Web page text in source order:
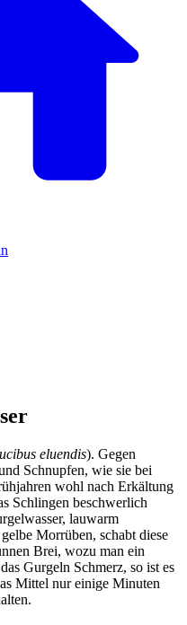
eluendis). Gegen
Schnupfen, wie sie bei
wohl nach Erkältung
Schlingen beschwerlich
lauwarm
Morrüben, schabt diese
Brei, wozu man ein
Gurgeln Schmerz, so ist es
Mittel nur einige Minuten